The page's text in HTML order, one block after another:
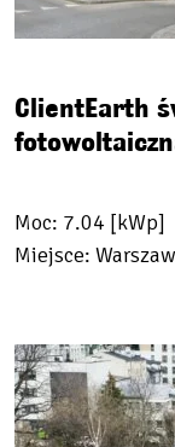
ClientEarth
Moc: 7.04 [kWp]
Miejsce: